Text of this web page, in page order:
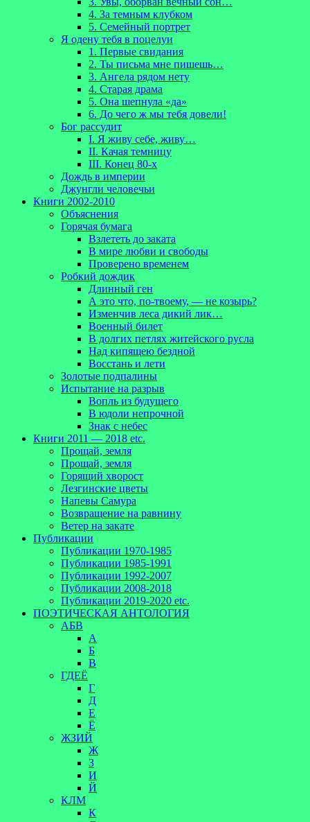
4. За темным клубком
5. Семейный портрет
Я одену тебя в поцелуи
1. Первые свидания
2. Ты письма мне пишешь…
3. Ангела рядом нету
4. Старая драма
5. Она шепнула «да»
6. До чего ж мы тебя довели!
Бог рассудит
I. Я живу себе, живу…
II. Качая темницу
III. Конец 80-х
Дождь в империи
Джунгли человечьи
Книги 2002-2010
Объяснения
Горячая бумага
Взлететь до заката
В мире любви и свободы
Проверено временем
Робкий дождик
Длинный ген
А это что, по-твоему, — не козырь?
Изменчив леса дикий лик…
Военный билет
В долгих петлях житейского русла
Над кипящею бездной
Восстань и лети
Золотые подпалины
Испытание на разрыв
Вопль из будущего
В юдоли непрочной
Знак с небес
Книги 2011 — 2018 etc.
Прощай, земля
Прощай, земля
Горящий хворост
Лезгинские цветы
Напевы Самура
Возвращение на равнину
Ветер на закате
Публикации
Публикации 1970-1985
Публикации 1985-1991
Публикации 1992-2007
Публикации 2008-2018
Публикации 2019-2020 etc.
ПОЭТИЧЕСКАЯ АНТОЛОГИЯ
АБВ
А
Б
В
ГДЕЁ
Г
Д
Е
Ё
ЖЗИЙ
Ж
З
И
Й
КЛМ
К